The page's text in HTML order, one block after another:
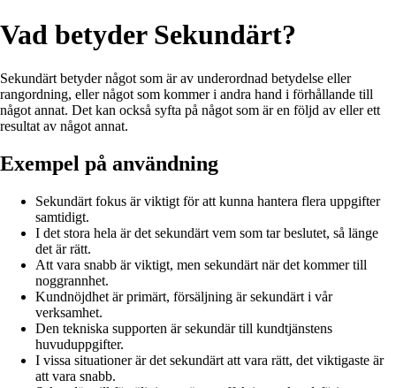
Vad betyder Sekundärt?
Sekundärt betyder något som är av underordnad betydelse eller
rangordning, eller något som kommer i andra hand i förhållande till
något annat. Det kan också syfta på något som är en följd av eller ett
resultat av något annat.
Exempel på användning
Sekundärt fokus är viktigt för att kunna hantera flera uppgifter
samtidigt.
I det stora hela är det sekundärt vem som tar beslutet, så länge
det är rätt.
Att vara snabb är viktigt, men sekundärt när det kommer till
noggrannhet.
Kundnöjdhet är primärt, försäljning är sekundärt i vår
verksamhet.
Den tekniska supporten är sekundär till kundtjänstens
huvuduppgifter.
I vissa situationer är det sekundärt att vara rätt, det viktigaste är
att vara snabb.